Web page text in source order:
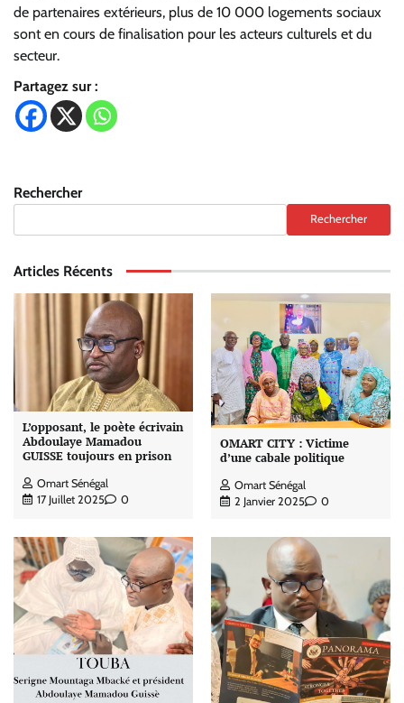
de partenaires extérieurs, plus de 10 000 logements sociaux
sont en cours de finalisation pour les acteurs culturels et du
secteur.
Partagez sur :
Rechercher
Rechercher
Articles Récents
L’opposant, le poète écrivain
Abdoulaye Mamadou
GUISSE toujours en prison
Omart Sénégal
17 Juillet 2025
0
OMART CITY : Victime
d’une cabale politique
Omart Sénégal
2 Janvier 2025
0